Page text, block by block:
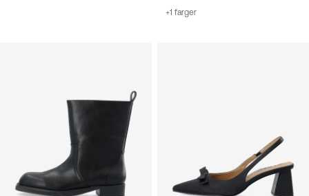
+1 farger